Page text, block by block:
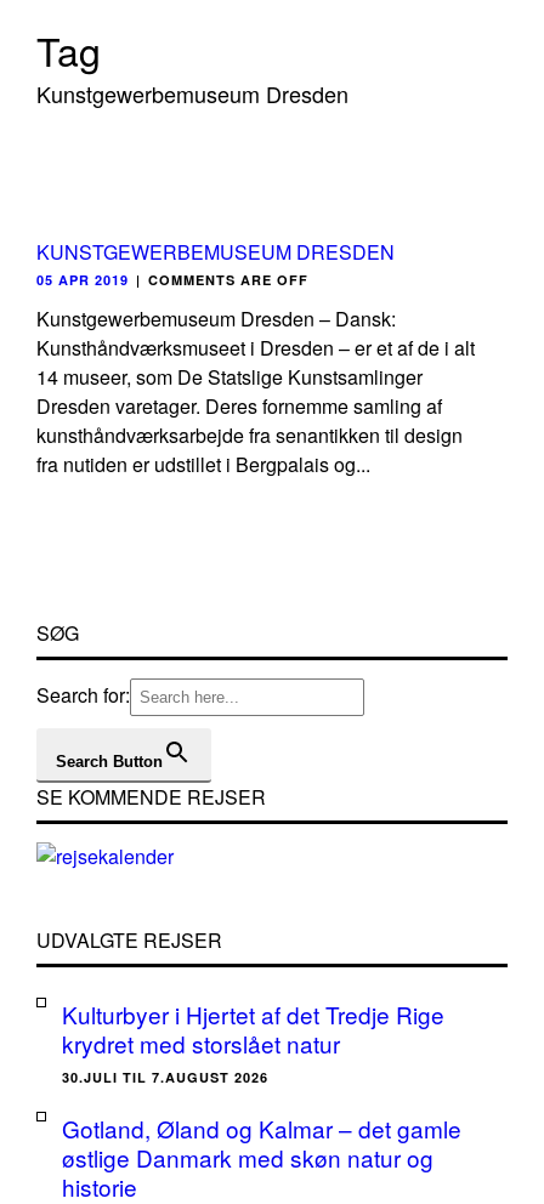
Tag
Kunstgewerbemuseum Dresden
KUNSTGEWERBEMUSEUM DRESDEN
05 APR 2019 | COMMENTS ARE OFF
Kunstgewerbemuseum Dresden – Dansk:
Kunsthåndværksmuseet i Dresden – er et af de i alt
14 museer, som De Statslige Kunstsamlinger
Dresden varetager. Deres fornemme samling af
kunsthåndværksarbejde fra senantikken til design
fra nutiden er udstillet i Bergpalais og...
SØG
Search for:
Search Button
SE KOMMENDE REJSER
UDVALGTE REJSER
Kulturbyer i Hjertet af det Tredje Rige
krydret med storslået natur
30.JULI TIL 7.AUGUST 2026
Gotland, Øland og Kalmar – det gamle
østlige Danmark med skøn natur og
historie